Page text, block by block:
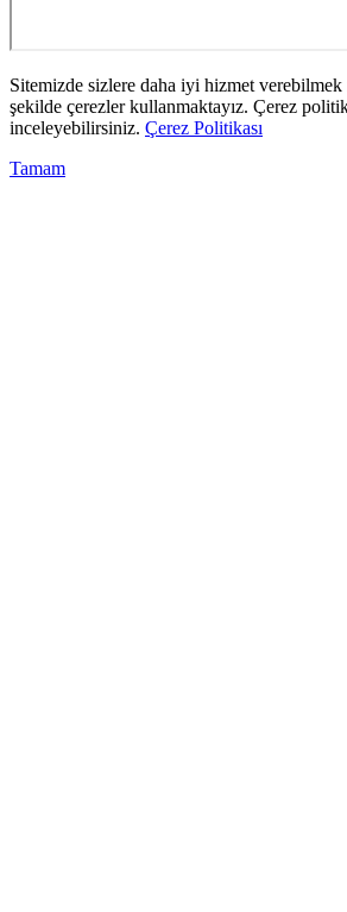
Sitemizde sizlere daha iyi hizmet
şekilde çerezler kullanmaktayız. Çerez
inceleyebilirsiniz. Çerez Politikası
Tamam